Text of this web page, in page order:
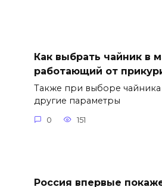
Как выбрать чайник в
работающий от
Также при выборе чайника
другие параметры
0 151
Россия впервые